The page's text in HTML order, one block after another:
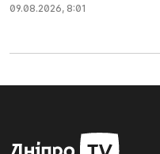
09.08.2026, 8:01